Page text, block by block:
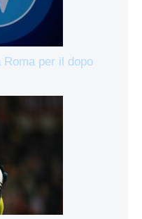
Roma per il dopo